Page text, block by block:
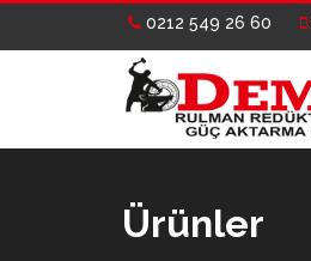
0212 549 26 60
Ürünler